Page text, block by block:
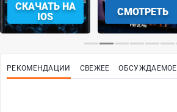
СКАЧАТЬ НА
IOS
СМОТРЕТЬ
РЕКОМЕНДАЦИИ СВЕЖЕЕ ОБСУЖДАЕМОЕ